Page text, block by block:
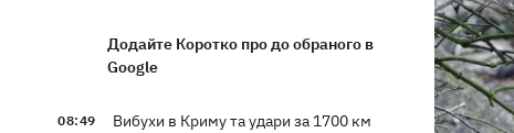
Додайте Коротко про до обраного в
Google
08:49
Вибухи в Криму та удари за 1700 км